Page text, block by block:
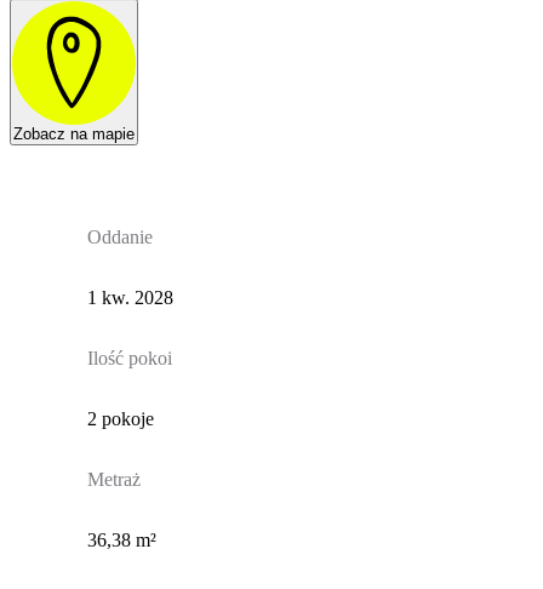
Zobacz na mapie
Oddanie
1 kw. 2028
Ilość pokoi
2 pokoje
Metraż
36,38 m²